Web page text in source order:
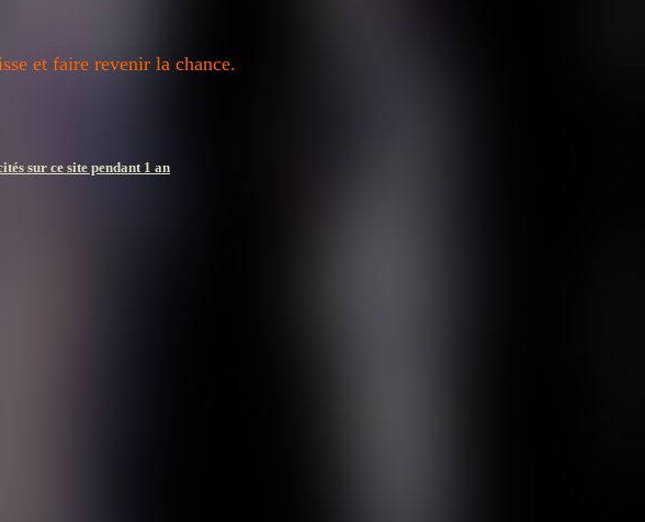
et faire revenir la chance.
sur ce site pendant 1 an